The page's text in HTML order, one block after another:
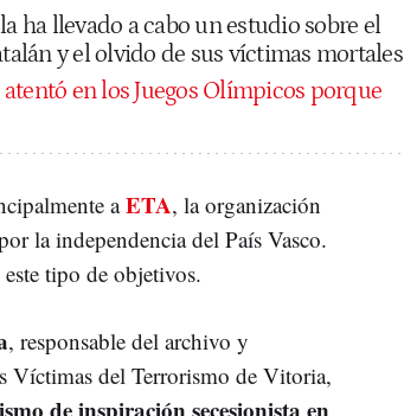
ha llevado a cabo un estudio sobre el
y el olvido de sus víctimas mortales
en los Juegos Olímpicos porque
aETA, la organización
la independencia del País Vasco.
tipo de objetivos.
, responsable del archivo y
Víctimas del Terrorismo de Vitoria,
de inspiración secesionista en